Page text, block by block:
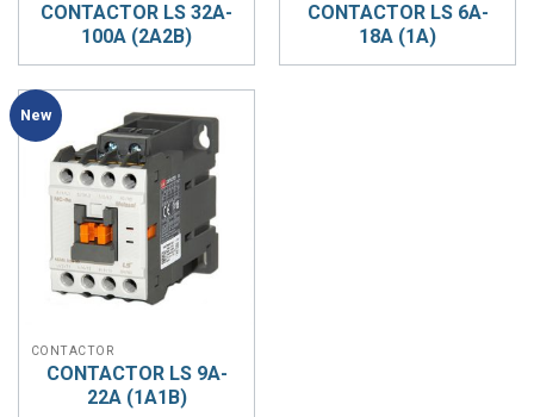
CONTACTOR LS 32A-
100A (2A2B)
CONTACTOR LS 6A-
18A (1A)
New
CONTACTOR
CONTACTOR LS 9A-
22A (1A1B)